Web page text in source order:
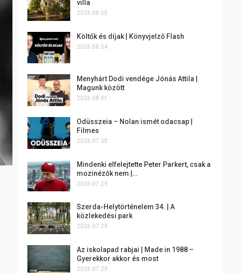
villa
2026.08.05.
Költők és díjak | Könyvjelző Flash
2026.08.04.
Menyhárt Dodi vendége Jónás Attila |
Magunk között
2026.08.01.
Odüsszeia – Nolan ismét odacsap |
Filmes
2026.07.30.
Mindenki elfelejtette Peter Parkert, csak a
mozinézők nem |…
2026.07.29.
Szerda-Helytörténelem 34. | A
közlekedési park
2026.07.29.
Az iskolapad rabjai | Made in 1988 –
Gyerekkor akkor és most
2026.07.29.